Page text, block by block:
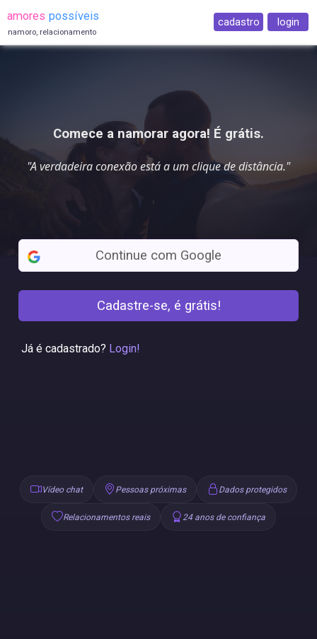
amores possíveis
namoro, relacionamento
cadastro login
Comece a namorar agora! É grátis.
"A verdadeira conexão está a um cliquede distância."
Continue com Google
Cadastre-se, é grátis!
Já é cadastrado? Login!
Vídeo chat Pessoas próximas Dados protegidos
Relacionamentos reais 24 anos de confiança